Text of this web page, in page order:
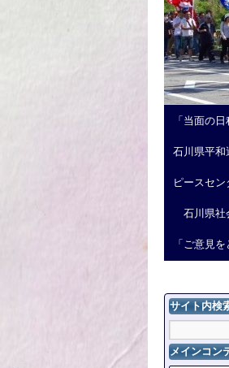
「当面の
石川県平和
ピースセ
石川県社
「ご意見を
サイト内検
メインコン